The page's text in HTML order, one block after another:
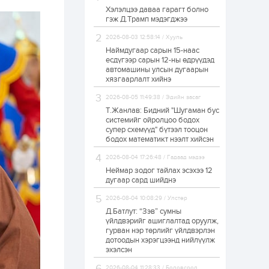
ЗГ: Автобензин,
дизель түлшний
онцгой албан
татварыг тэглэлээ
1 өдөр 2
З.Мэндсайхан:
Хүнсний нөөцийг
бэлтгэх агуулах,
зоорь бэлтгэх ААН-
үүдэд хөнгөлөлттэй
зээл олгоно
1 өдөр 1
Европ дахь
монголчуудын
соёлын наадам
1 өдөр 2 0
Өнгөрсөн сард
1,439.2 кг үнэт
металл худалдан
авчээ
Хэлэлцээ даваа гарагт болно
гэж Д.Трамп мэдэгджээ
2026-08-03 12:58:14 / Хууль
Наймдугаар сарын 15-наас
есдүгээр сарын 12-ны өдрүүдэд
автомашины улсын дугаарын
хязгаарлалт хийнэ
2026-08-05 11:49:38 / Эдийн засаг
Т.Жанлав: Бидний "Шугаман бус
системийг ойролцоо бодох
супер схемүүд" бүтээл тооцон
бодох математикт нээлт хийсэн
2026-08-04 17:26:48 / Гадаад мэдээ
Неймар зодог тайлах эсэхээ 12
дугаар сард шийднэ
2026-08-04 10:08:29 / Улстөр
Д.Батлут: “Зэв” сумны
үйлдвэрийг ашиглалтад оруулж,
гурван нэр төрлийг үйлдвэрлэн
дотоодын хэрэгцээнд нийлүүлж
эхэлсэн